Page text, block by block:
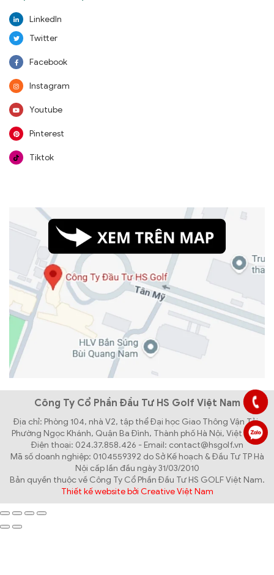
LinkedIn
Twitter
Facebook
Instagram
Youtube
Pinterest
Tiktok
Công Ty Cổ Phần Đầu Tư HS Golf Việt Nam
Địa chỉ: Phòng 104, nhà V2, tập thể Đại học Giao Thông Vận Tải,
Phường Ngọc Khánh, Quận Ba Đình, Thành phố Hà Nội, Việt Nam
Điện thoại: 024.37.858.426 - Email: contact@hsgolf.vn
Mã số doanh nghiệp: 0104559392 do Sở Kế hoạch & Đầu Tư TP Hà
Nội cấp lần đầu ngày 31/03/2010
Bản quyền thuộc về Công Ty Cổ Phần Đầu Tư HS GOLF Việt Nam.
Thiết kế website bởi Creative Việt Nam